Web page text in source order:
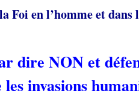
Foi en l’homme et dans
dire NON et
invasions